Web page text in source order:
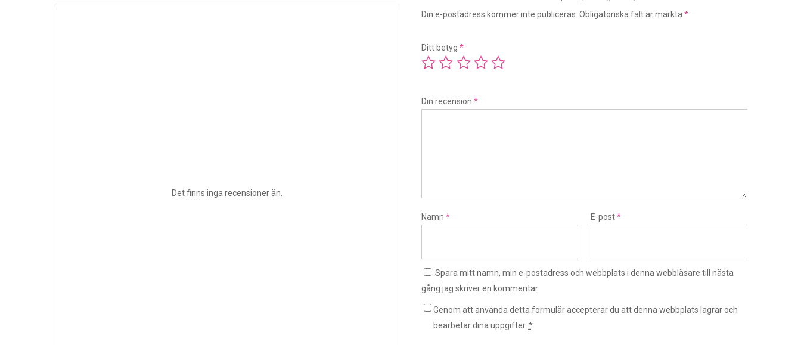
Det finns inga recensioner än.
Din e-postadress kommer inte publiceras. Obligatoriska fält är märkta *
Ditt betyg *
Din recension *
Namn * E-post*
Spara mitt namn, min e-postadress och webbplats i denna webbläsare till nästa
gång jag skriver en kommentar.
Genom att använda detta formulär accepterar du att denna webbplats lagrar och
bearbetar dina uppgifter. *